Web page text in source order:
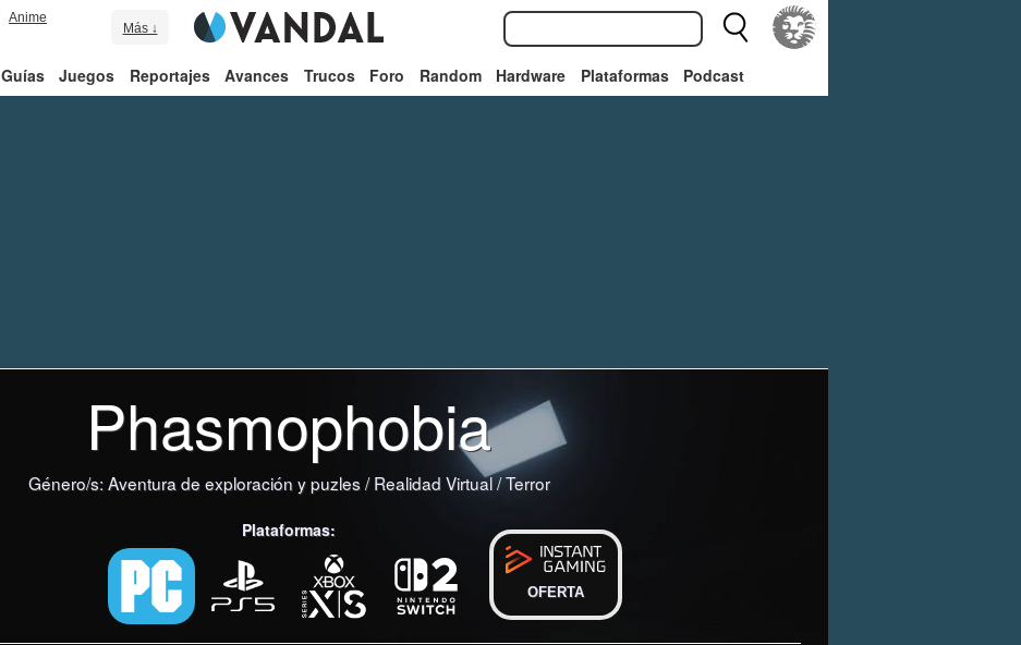
Anime
Más ↓
Guías Juegos Reportajes Avances Trucos Foro Random Hardware Plataformas Podcast
Phasmophobia
Género/s:Aventura de exploración y puzles/Realidad Virtual/Terror
Plataformas:
OFERTA